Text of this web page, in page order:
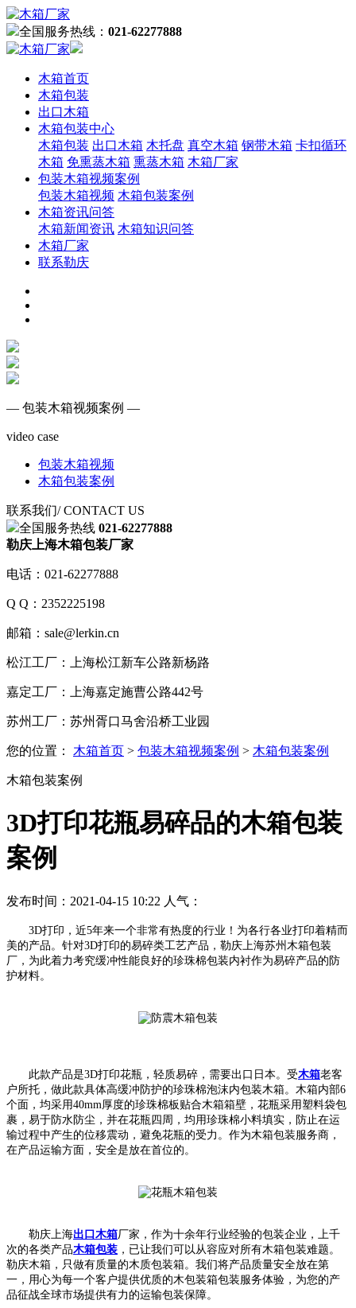
全国服务热线： 021-62277888
木箱首页
木箱包装
出口木箱
木箱包装中心
木箱包装 出口木箱 木托盘 真空木箱 钢带木箱 卡扣循环
木箱 免熏蒸木箱 熏蒸木箱 木箱厂家
包装木箱视频案例
包装木箱视频 木箱包装案例
木箱资讯问答
木箱新闻资讯 木箱知识问答
木箱厂家
联系勒庆
— 包装木箱视频案例 —
video case
包装木箱视频
木箱包装案例
联系我们/ CONTACT US
全国服务热线 021-62277888
勒庆上海木箱包装厂家
电话：021-62277888
Q Q：2352225198
邮箱：sale@lerkin.cn
松江工厂：上海松江新车公路新杨路
嘉定工厂：上海嘉定施曹公路442号
苏州工厂：苏州胥口马舍沿桥工业园
您的位置： 木箱首页 > 包装木箱视频案例 > 木箱包装案例
木箱包装案例
3D打印花瓶易碎品的木箱包装
案例
发布时间：2021-04-15 10:22 人气：
3D打印，近5年来一个非常有热度的行业！为各行各业打印着精而
美的产品。针对3D打印的易碎类工艺产品，勒庆上海苏州木箱包装
厂，为此着力考究缓冲性能良好的珍珠棉包装内衬作为易碎产品的防
护材料。
此款产品是3D打印花瓶，轻质易碎，需要出口日本。受木箱老客
户所托，做此款具体高缓冲防护的珍珠棉泡沫内包装木箱。木箱内部6
个面，均采用40mm厚度的珍珠棉板贴合木箱箱壁，花瓶采用塑料袋包
裹，易于防水防尘，并在花瓶四周，均用珍珠棉小料填实，防止在运
输过程中产生的位移震动，避免花瓶的受力。作为木箱包装服务商，
在产品运输方面，安全是放在首位的。
勒庆上海出口木箱厂家，作为十余年行业经验的包装企业，上千
次的各类产品木箱包装 ，已让我们可以从容应对所有木箱包装难题。
勒庆木箱，只做有质量的木质包装箱。我们将产品质量安全放在第
一，用心为每一个客户提供优质的木包装箱包装服务体验，为您的产
品征战全球市场提供有力的运输包装保障。